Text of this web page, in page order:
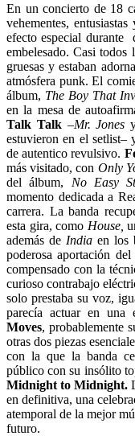
En un concierto de 18
vehementes,
efecto especial durante
embelesado. Casi
gruesas y estaban
atmósfera punk. El
álbum, The Boy That
en la mesa de
Talk Talk–Mr. Jones
estuvieron en el setlist–y
de autentico revulsivo.
más visitado, con Only
del álbum, No Easy
momento dedicada a
carrera. La banda
esta gira, como House,
además de India en los
poderosa aportación
compensado con la
curioso contrabajo
solo prestaba su voz,
parecía actuar en una
Moves, probablemente
otras dos piezas
con la que la banda
público con su insólito
Midnight to Midnight.
en definitiva, una
atemporal de la mejor
futuro.